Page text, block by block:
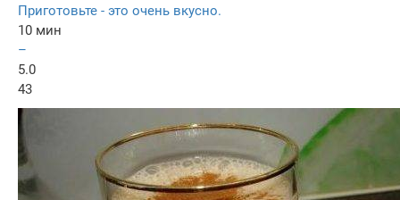
Приготовьте - это очень вкусно.
10 мин
–
5.0
43